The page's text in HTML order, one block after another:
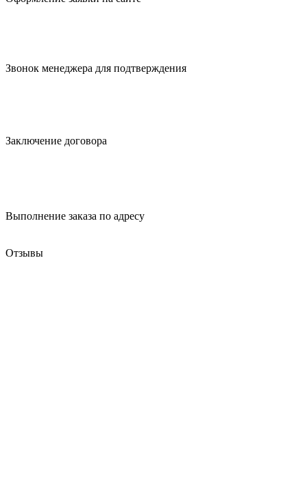
Звонок менеджера для подтверждения
Заключение договора
Выполнение заказа по адресу
Отзывы